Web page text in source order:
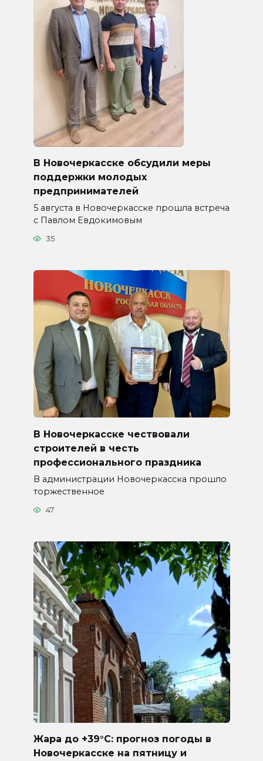
В Новочеркасске обсудили меры
поддержки молодых
предпринимателей
5 августа в Новочеркасске прошла встреча
с Павлом Евдокимовым
35
В Новочеркасске чествовали
строителей в честь
профессионального праздника
В администрации Новочеркасска прошло
торжественное
47
Жара до +39°C: прогноз погоды в
Новочеркасске на пятницу и